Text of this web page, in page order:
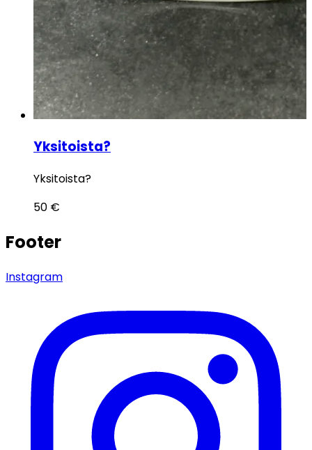
Yksitoista?
Yksitoista?
50 €
Footer
Instagram